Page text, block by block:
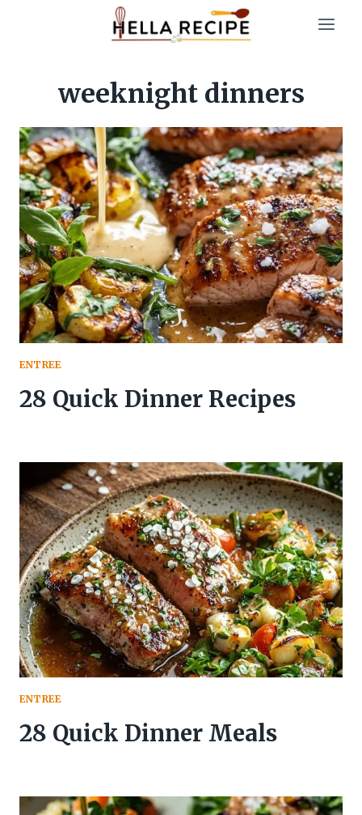
weeknight dinners
ENTREE
28 Quick Dinner Recipes
ENTREE
28 Quick Dinner Meals